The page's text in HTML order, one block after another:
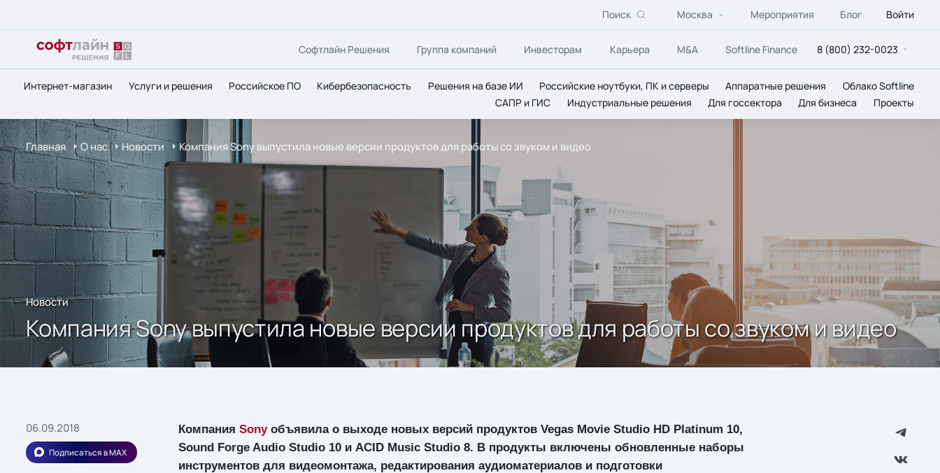
Поиск Москва Мероприятия Блог Войти
Софтлайн Решения Группа компаний Инвесторам Карьера M&A Softline Finance 8 (800) 232-0023
Интернет-магазин Услуги и решения Российское ПО Кибербезопасность Решения на базе ИИ Российские ноутбуки, ПК и серверы Аппаратные решения
Облако Softline
САПР и ГИС
Индустриальные решения Для госсектора Для бизнеса Проекты
Главная О нас Новости Компания Sony выпустила новые версии продуктов для работы со звуком и видео
Новости
Компания Sony выпустила новые версии продуктов для работы со звуком и видео
06.09.2018
Подписаться в MAX
Компания Sonyобъявила о выходе новых версий продуктов Vegas Movie Studio HD Platinum 10,
Sound Forge Audio Studio 10 и ACID Music Studio 8. В продукты включены обновленные наборы
инструментов для видеомонтажа, редактирования аудиоматериалов и подготовки